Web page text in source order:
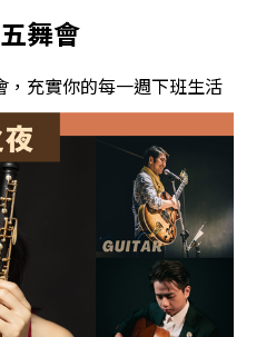
舞會
，充實你的每一週下班生活